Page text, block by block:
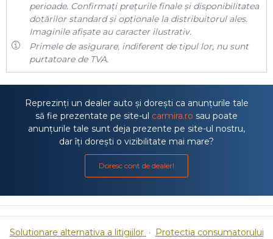
perioade. Confirmați prețurile finale și disponibilitatea
dotărilor standard și opționale la distribuitorul ales.
Imaginile afișate au caracter ilustrativ.
Primele de asigurare, indiferent de tipul lor, nu sunt
purtatoare de TVA.
Reprezinți un dealer auto și dorești ca anunțurile tale
să fie prezentate pe site-ul carmira.ro sau poate
anunțurile tale sunt deja prezente pe site-ul nostru,
dar îți dorești o vizibilitate mai mare?
Doresc cont de dealer!
Solutionare alternativa a litigiilor · Protectia consumatorului